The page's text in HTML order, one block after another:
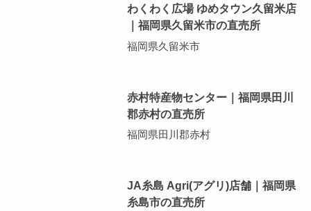
わくわく広場 ゆめタウン久留米店
｜福岡県久留米市の直売所
福岡県久留米市
赤村特産物センター｜福岡県田川
郡赤村の直売所
福岡県田川郡赤村
JA糸島 Agri(アグリ)店舗｜福岡県
糸島市の直売所